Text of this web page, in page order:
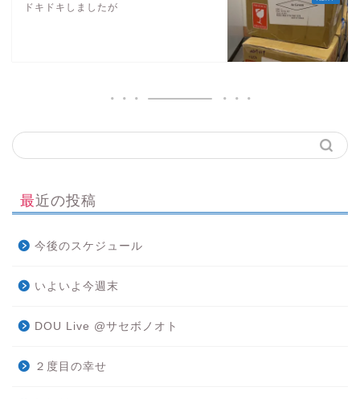
ドキドキしましたが
最近の投稿
今後のスケジュール
いよいよ今週末
DOU Live @サセボノオト
２度目の幸せ